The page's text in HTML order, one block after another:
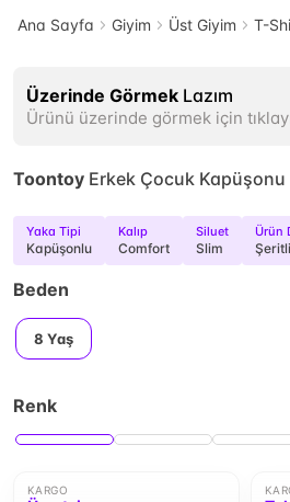
Ana Sayfa Giyim Üst Giyim T-
Üzerinde Görmek Lazım
Ürünü üzerinde görmek için
Toontoy Erkek Çocuk
Yaka Tipi
Kapüşonlu
Kalıp
Comfort
Siluet
Slim
Ürün
Şeritli
Beden
8 Yaş
Renk
KARGO